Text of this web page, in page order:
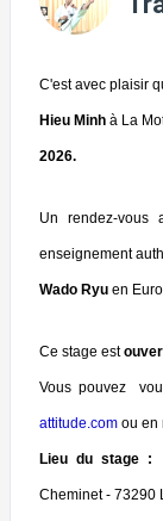
C'est avec plaisir
Hieu Minh à La
2026.
Un rendez-vous
enseignement
Wado Ryu en
Ce stage est
Vous pouvez
attitude.com ou en
Lieu du stage :
Cheminet - 73290